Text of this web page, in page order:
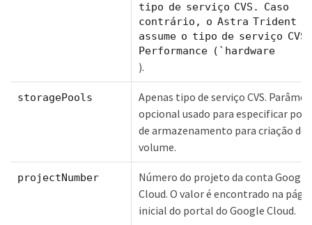
tipo de serviço CVS. Caso
contrário, o Astra Trident
assume o tipo de serviço CVS-
Performance (`hardware
).
storagePools
Apenas tipo de serviço CVS.
opcional usado para especificar
de armazenamento para criação de
volume.
projectNumber
Número do projeto da conta Google
Cloud. O valor é encontrado na
inicial do portal do Google Cloud.